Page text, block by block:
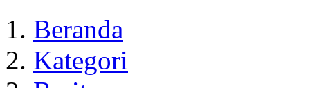
Beranda
Kategori